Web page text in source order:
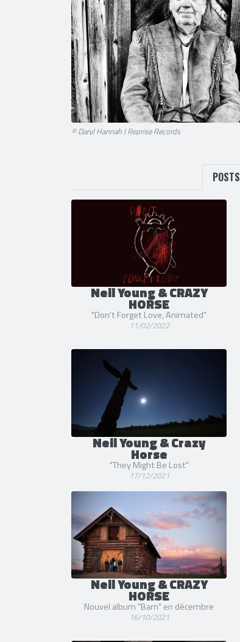
© Daryl Hannah | Reprise Records
POSTS
Neil Young & CRAZY
HORSE
"Don't Forget Love, Animated"
11/02/2022
Neil Young & Crazy
Horse
"They Might Be Lost"
17/12/2021
Neil Young & CRAZY
HORSE
Nouvel album "Barn" en décembre
16/10/2021